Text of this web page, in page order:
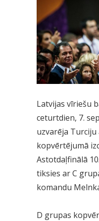
Latvijas vīriešu
ceturtdien, 7.
uzvarēja Turciju
kopvērtējumā
Astotdaļfinālā
tiksies ar C
komandu
D grupas